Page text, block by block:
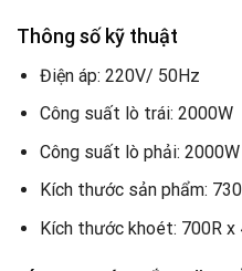
Thông số kỹ thuật
Điện áp: 220V/ 50Hz
Công suất lò trái: 2000W
Công suất lò phải:
Kích thước sản phẩm:
Kích thước khoét: 700R x